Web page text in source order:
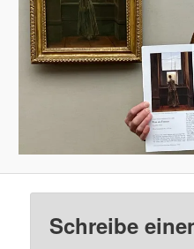
Schreibe